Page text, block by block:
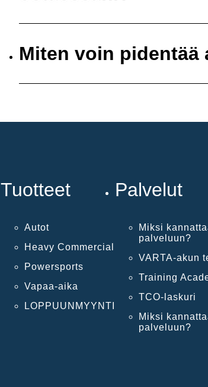
Miten voin pidentää
Tuotteet
Autot
Heavy Commercial
Powersports
Vapaa-aika
LOPPUUNMYYNTI
Palvelut
Miksi
palveluun?
VARTA-akun
Training
TCO-laskuri
Miksi
palveluun?